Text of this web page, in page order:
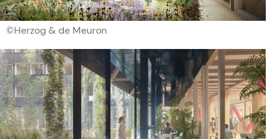
©Herzog & de Meuron